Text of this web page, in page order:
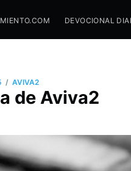
DEVOCIONAL
/ AVIVA2
de Aviva2